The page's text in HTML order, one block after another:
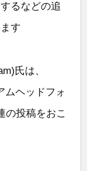
るなどの追
す
氏は、
ムヘッドフォ
の投稿をおこ